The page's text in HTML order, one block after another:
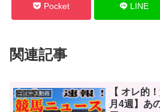
Pocket LINE
関連記事
ニュース動画
【 オレ的
月4週】あ